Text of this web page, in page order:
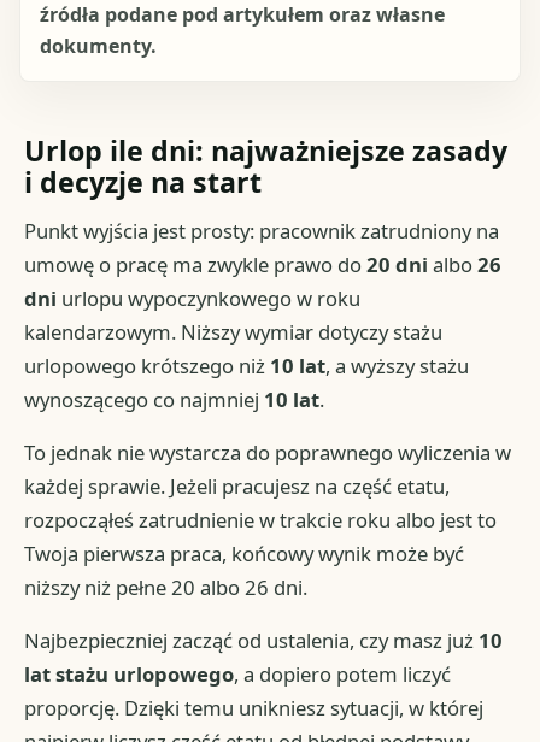
źródła podane pod artykułem oraz własne
dokumenty.
Urlop ile dni: najważniejsze zasady
i decyzje na start
Punkt wyjścia jest prosty: pracownik zatrudniony na
umowę o pracę ma zwykle prawo do20 dni albo26
dni urlopu wypoczynkowego w roku
kalendarzowym. Niższy wymiar dotyczy stażu
urlopowego krótszego niż 10 lat, a wyższy stażu
wynoszącego co najmniej 10 lat.
To jednak nie wystarcza do poprawnego wyliczenia w
każdej sprawie. Jeżeli pracujesz na część etatu,
rozpocząłeś zatrudnienie w trakcie roku albo jest to
Twoja pierwsza praca, końcowy wynik może być
niższy niż pełne 20 albo 26 dni.
Najbezpieczniej zacząć od ustalenia, czy masz już 10
lat stażu urlopowego, a dopiero potem liczyć
proporcję. Dzięki temu unikniesz sytuacji, w której